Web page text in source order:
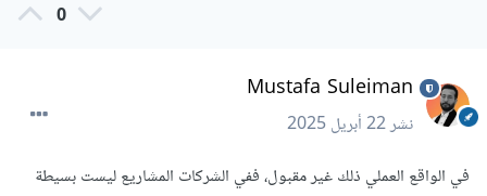
0
Mustafa Suleiman
نشر22 أبريل 2025
في الواقع العملي ذلك غير مقبول، ففي الشركات المشاريع ليست بسيطة